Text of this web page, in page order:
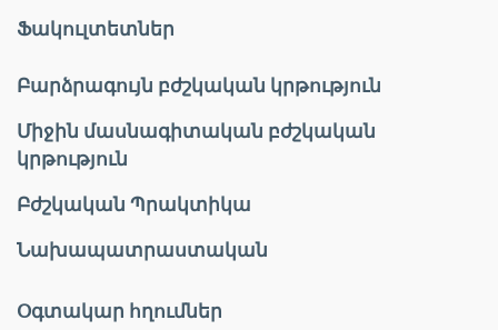
Ֆակուլտետներ
Բարձրագույն բժշկական կրթություն
Միջին մասնագիտական բժշկական
կրթություն
Բժշկական Պրակտիկա
Նախապատրաստական
Օգտակար հղումներ